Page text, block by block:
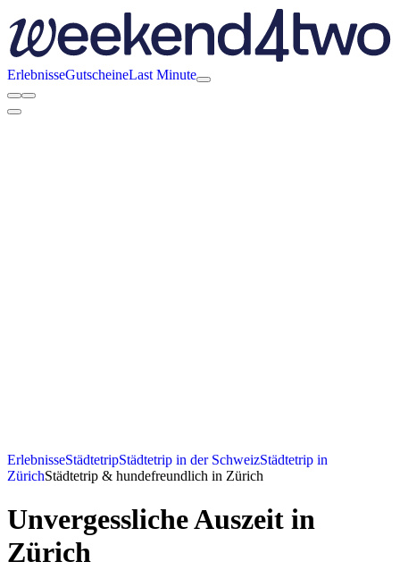
ErlebnisseGutscheineLast Minute
ErlebnisseStädtetripStädtetrip in der SchweizStädtetrip in
ZürichStädtetrip & hundefreundlich in Zürich
Unvergessliche Auszeit in
Zürich